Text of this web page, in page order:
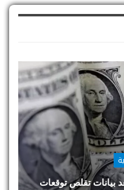
بيانات تقلص توقعات